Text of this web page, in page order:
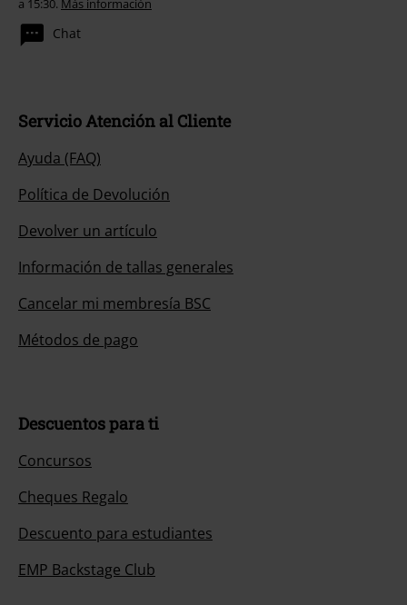
a 15:30. Más información
Chat
Servicio Atención al Cliente
Ayuda (FAQ)
Política de Devolución
Devolver un artículo
Información de tallas generales
Cancelar mi membresía BSC
Métodos de pago
Descuentos para ti
Concursos
Cheques Regalo
Descuento para estudiantes
EMP Backstage Club